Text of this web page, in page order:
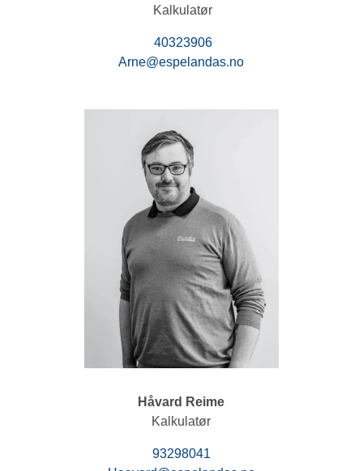
Kalkulatør
40323906
Arne@espelandas.no
Håvard Reime
Kalkulatør
93298041